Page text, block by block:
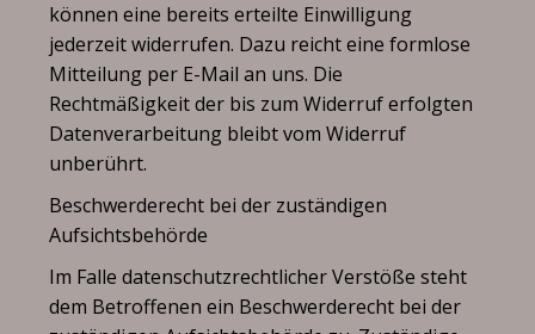
können eine bereits erteilte Einwilligung
jederzeit widerrufen. Dazu reicht eine formlose
Mitteilung per E-Mail an uns. Die
Rechtmäßigkeit der bis zum Widerruf erfolgten
Datenverarbeitung bleibt vom Widerruf
unberührt.
Beschwerderecht bei der zuständigen
Aufsichtsbehörde
Im Falle datenschutzrechtlicher Verstöße steht
dem Betroffenen ein Beschwerderecht bei der